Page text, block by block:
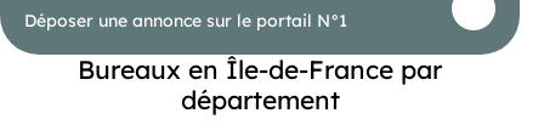
Déposer une annonce sur le portail N°1
Bureaux en Île-de-France par
département